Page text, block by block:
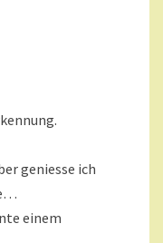
geniesse ich
einem